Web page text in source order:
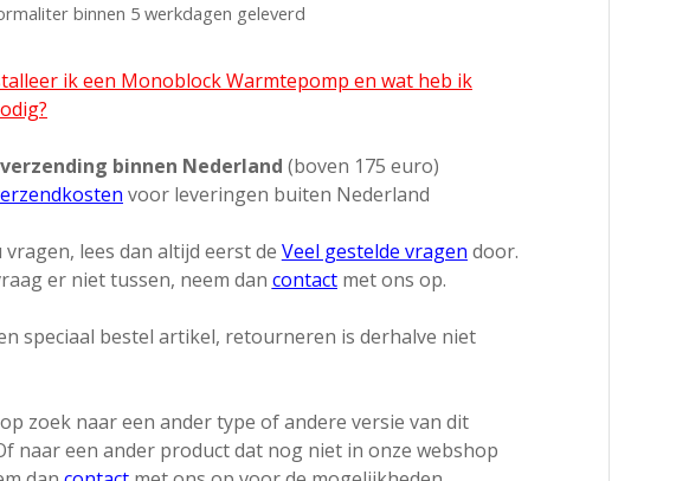
binnen 5 werkdagen geleverd
ik een Monoblock Warmtepomp en wat heb ik
binnen Nederland (boven 175 euro)
voor leveringen buiten Nederland
vragen, lees dan altijd eerst de Veel gestelde vragen door.
er niet tussen, neem dan contactmet ons op.
speciaal bestel artikel, retourneren is derhalve niet
zoek naar een ander type of andere versie van dit
naar een ander product dat nog niet in onze webshop